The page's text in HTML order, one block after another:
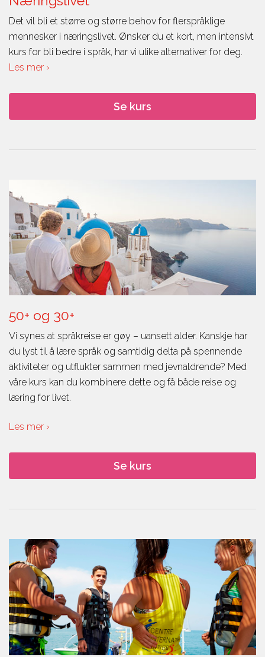
Det vil bli et større og større behov for flerspråklige
mennesker i næringslivet. Ønsker du et kort, men intensivt
kurs for bli bedre i språk, har vi ulike alternativer for deg.
Les mer ›
Se kurs
50+ og 30+
Vi synes at språkreise er gøy – uansett alder. Kanskje har
du lyst til å lære språk og samtidig delta på spennende
aktiviteter og utflukter sammen med jevnaldrende? Med
våre kurs kan du kombinere dette og få både reise og
læring for livet.
Les mer ›
Se kurs